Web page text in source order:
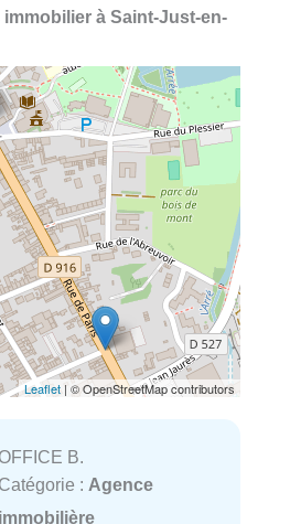
à Saint-Just-en-
Leaflet | © OpenStreetMap contributors
B.
Catégorie : Agence
immobilière